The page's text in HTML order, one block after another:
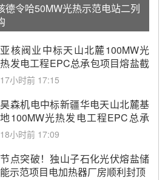
德令哈50MW光热示范电站二列
亚核阀业中标天山北麓100MW光
热发电工程EPC总承包项目熔盐截
止阀、熔盐三偏心蝶阀采购
17小时前 17:15
昊森机电中标新疆华电天山北麓基
地100MW光热发电工程EPC总承
包项目熔盐介质超声波流量计采购
18小时前 17:09
节点突破！独山子石化光伏熔盐储
能示范项目电加热器厂房顺利封顶